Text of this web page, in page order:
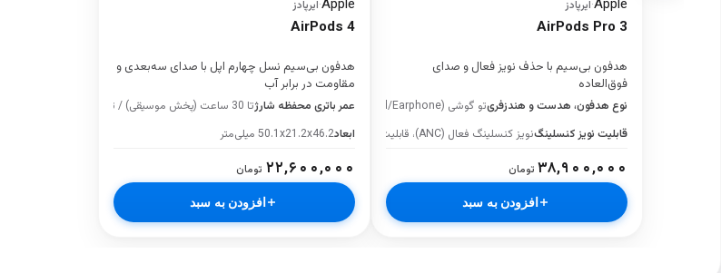
Apple
·ایرپادز
AirPods Pro 3
هدفون بی‌سیم با حذف نویز فعال و صدای
فوق‌العاده
نوع هدفون، هدست و هندزفریتو گوشی (Earbud/Earphone)
قابلیت نویز کنسلینگنویز کنسلینگ فعال (ANC)، قابلیت پخش صدای محیطی (Transparency)
۳۸,۹۰۰,۰۰۰ تومان
افزودن به سبد
Apple
·ایرپادز
AirPods 4
هدفون بی‌سیم نسل چهارم اپل با صدای سه‌بعدی و
مقاومت در برابر آب
عمر باتری محفظه شارژتا 30 ساعت (پخش موسیقی) / تا 20 ساعت (مکالمه)
ابعاد50.1x21.2x46.2 میلی‌متر
۲۲,۶۰۰,۰۰۰ تومان
افزودن به سبد